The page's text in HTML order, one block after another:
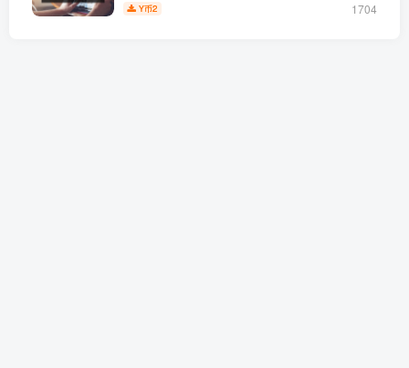
Y币2 1704